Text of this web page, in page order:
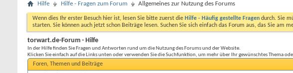
Hilfe Hilfe - Fragen zum Forum Allgemeines zur Nutzung des Forums
Wenn dies Ihr erster Besuch hier ist, lesen Sie bitte zuerst die Hilfe - Häufig gestellte Fragen durch. Sie
starten. Sie können auch jetzt schon Beiträge lesen. Suchen Sie sich einfach das Forum aus, das Sie am
torwart.de-Forum - Hilfe
In der Hilfe finden Sie Fragen und Antworten rund um die Nutzung des Forums und der Website.
Klicken Sie einfach auf die Links unten oder verwenden Sie die Suchfunktion, um mehr über Ihr gewünschtes Thema
Foren, Themen und Beiträge